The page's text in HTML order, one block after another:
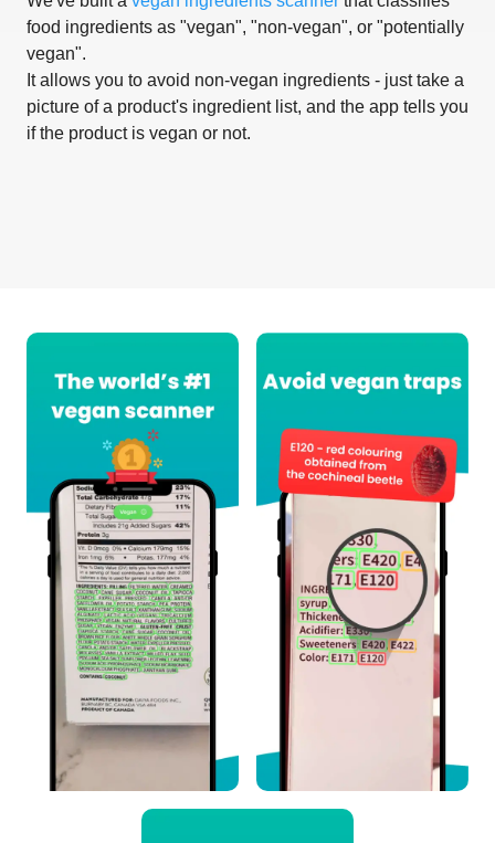
food ingredients as "vegan", "non-vegan", or "potentially
vegan".
It allows you to avoid non-vegan ingredients - just take a
picture of a product's ingredient list, and the app tells you
if the product is vegan or not.